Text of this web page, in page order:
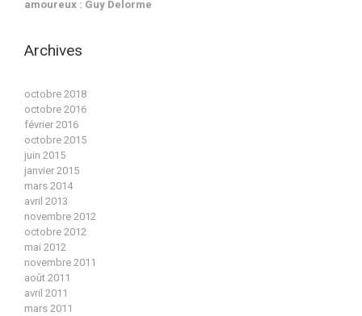
amoureux : Guy Delorme
Archives
octobre 2018
octobre 2016
février 2016
octobre 2015
juin 2015
janvier 2015
mars 2014
avril 2013
novembre 2012
octobre 2012
mai 2012
novembre 2011
août 2011
avril 2011
mars 2011